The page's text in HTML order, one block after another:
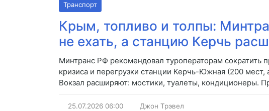
Транспорт
Крым, топливо и толпы:
не ехать, а станцию Керчь
Минтранс РФ рекомендовал туроператорам сократить
кризиса и перегрузки станции Керчь-Южная (200
Вокзал расширяют: мостики, туалеты, кондиционеры.
25.07.2026 06:00 Джон Трэвел